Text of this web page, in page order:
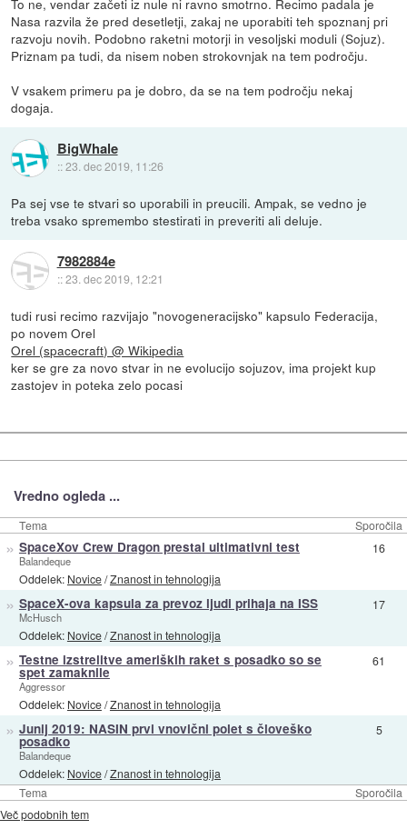
To ne, vendar začeti iz nule ni ravno smotrno. Recimo padala je
Nasa razvila že pred desetletji, zakaj ne uporabiti teh spoznanj pri
razvoju novih. Podobno raketni motorji in vesoljski moduli (Sojuz).
Priznam pa tudi, da nisem noben strokovnjak na tem področju.
V vsakem primeru pa je dobro, da se na tem področju nekaj
dogaja.
BigWhale
::23. dec 2019, 11:26
Pa sej vse te stvari so uporabili in preucili. Ampak, se vedno je
treba vsako spremembo stestirati in preveriti ali deluje.
7982884e
::23. dec 2019, 12:21
tudi rusi recimo razvijajo "novogeneracijsko" kapsulo Federacija,
po novem Orel
Orel (spacecraft) @ Wikipedia
ker se gre za novo stvar in ne evolucijo sojuzov, ima projekt kup
zastojev in poteka zelo pocasi
Vredno ogleda ...
Tema Sporočila
Tema Sporočila
» SpaceXov Crew Dragon prestal ultimativni test
Balandeque
Oddelek: Novice/Znanost in tehnologija
16
» SpaceX-ova kapsula za prevoz ljudi prihaja na ISS
McHusch
Oddelek: Novice/Znanost in tehnologija
17
» Testne izstrelitve ameriških raket s posadko so se
spet zamaknile
Aggressor
Oddelek: Novice/Znanost in tehnologija
61
» Junij 2019: NASIN prvi vnovični polet s človeško
posadko
Balandeque
Oddelek: Novice/Znanost in tehnologija
5
Več podobnih tem